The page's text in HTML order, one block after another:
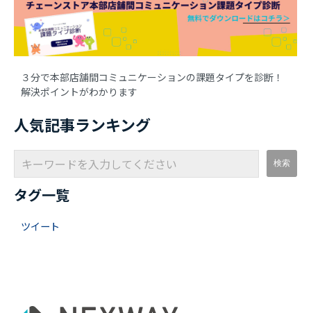
３分で本部店舗間コミュニケーションの課題タイプを診断！
解決ポイントがわかります
人気記事ランキング
タグ一覧
ツイート